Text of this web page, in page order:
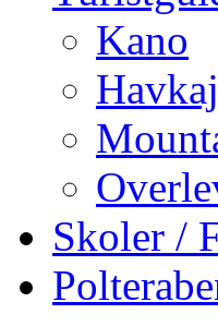
Kano
Skoler /